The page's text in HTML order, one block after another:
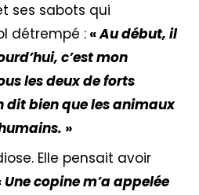
ses sabots qui
détrempé : «Au début, il
c’est mon
les deux de forts
dit bien que les animaux
»
Elle pensait avoir
Une copine m’a appelée